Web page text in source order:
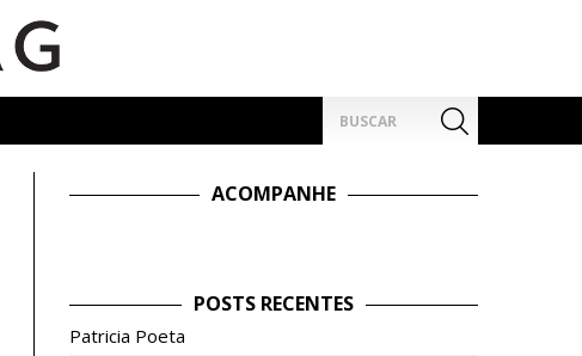
por:
ACOMPANHE
POSTS RECENTES
Patricia Poeta